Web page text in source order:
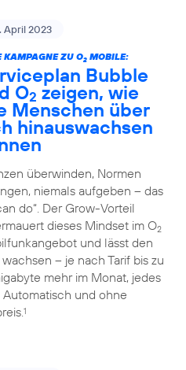
April 2023
KAMPAGNE ZU O2MOBILE:
Bubble
O2 zeigen, wie
Menschen über
hinauswachsen
überwinden, Normen
niemals aufgeben – das
do“. Der Grow-Vorteil
dieses Mindset im O2
und lässt den
wachsen – je nach Tarif bis zu
mehr im Monat, jedes
Automatisch und ohne
1